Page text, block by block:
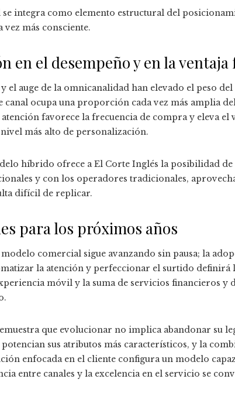
integra como elemento estructural del
más consciente.
en el desempeño y en la
el auge de la omnicanalidad han elevado el peso
canal ocupa una proporción cada vez más amplia
favorece la frecuencia de compra y eleva
más alto de personalización.
híbrido ofrece a El Corte Inglés la posibilidad
y con los operadores tradicionales,
difícil de replicar.
para los próximos años
comercial sigue avanzando sin pausa; la
la atención y perfeccionar el surtido
móvil y la suma de servicios financieros
que evolucionar no implica abandonar su
potencian sus atributos más característicos, y la
enfocada en el cliente configura un modelo
entre canales y la excelencia en el servicio se